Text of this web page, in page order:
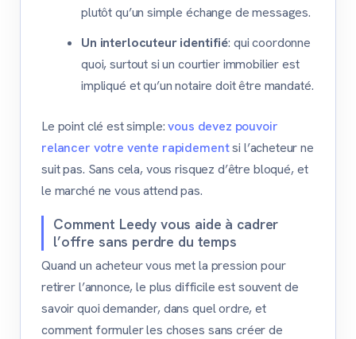
plutôt qu’un simple échange de messages.
Un interlocuteur identifié: qui coordonne
quoi, surtout si un courtier immobilier est
impliqué et qu’un notaire doit être mandaté.
Le point clé est simple:vous devez pouvoir
relancer votre vente rapidementsi l’acheteur ne
suit pas. Sans cela, vous risquez d’être bloqué, et
le marché ne vous attend pas.
Comment Leedy vous aide à cadrer
l’offre sans perdre du temps
Quand un acheteur vous met la pression pour
retirer l’annonce, le plus difficile est souvent de
savoir quoi demander, dans quel ordre, et
comment formuler les choses sans créer de